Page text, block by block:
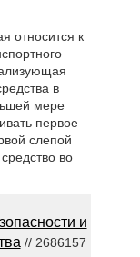
относится к
в
мере
первое
слепой
во
и
// 2686157